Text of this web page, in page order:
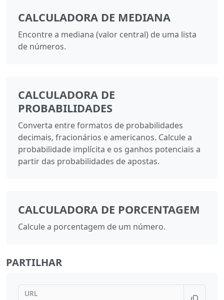
CALCULADORA DE MEDIANA
Encontre a mediana (valor central) de uma lista
de números.
CALCULADORA DE
PROBABILIDADES
Converta entre formatos de probabilidades
decimais, fracionários e americanos. Calcule a
probabilidade implícita e os ganhos potenciais a
partir das probabilidades de apostas.
CALCULADORA DE PORCENTAGEM
Calcule a porcentagem de um número.
PARTILHAR
URL